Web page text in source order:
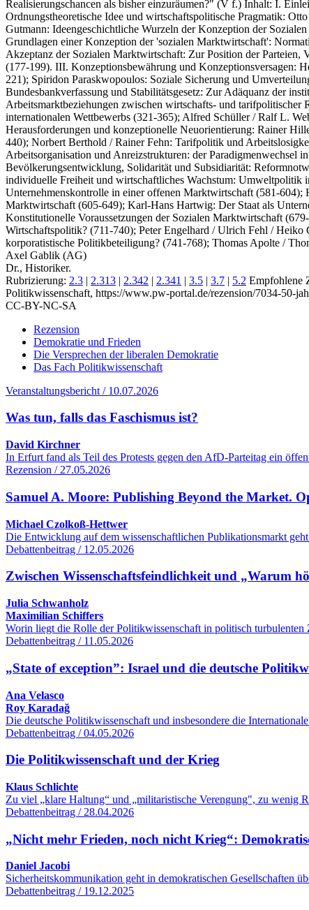
Realisierungschancen als bisher einzuräumen?" (V f.) Inhalt: I.
Ordnungstheoretische Idee und wirtschaftspolitische Pragmatik:
Gutmann: Ideengeschichtliche Wurzeln der Konzeption der
Grundlagen einer Konzeption der 'sozialen Marktwirtschaft':
Akzeptanz der Sozialen Marktwirtschaft: Zur Position der
(177-199). III. Konzeptionsbewährung und Konzeptionsversagen:
221); Spiridon Paraskwopoulos: Soziale Sicherung und
Bundesbankverfassung und Stabilitätsgesetz: Zur Adäquanz der
Arbeitsmarktbeziehungen zwischen wirtschafts- und
internationalen Wettbewerbs (321-365); Alfred Schüller / Ralf L.
Herausforderungen und konzeptionelle Neuorientierung: Rainer
440); Norbert Berthold / Rainer Fehn: Tarifpolitik und
Arbeitsorganisation und Anreizstrukturen: der Paradigmenwechsel
Bevölkerungsentwicklung, Solidarität und Subsidiarität:
individuelle Freiheit und wirtschaftliches Wachstum: Umweltpolitik
Unternehmenskontrolle in einer offenen Marktwirtschaft (581-
Marktwirtschaft (605-649); Karl-Hans Hartwig: Der Staat als
Konstitutionelle Voraussetzungen der Sozialen Marktwirtschaft
Wirtschaftspolitik? (711-740); Peter Engelhard / Ulrich Fehl /
korporatistische Politikbeteiligung? (741-768); Thomas Apolte /
Axel Gablik (AG)
Dr., Historiker.
Rubrizierung: 2.3 | 2.313 | 2.342 | 2.341 | 3.5 | 3.7 | 5.2 Empfohlene
Politikwissenschaft, https://www.pw-portal.de/rezension/7034-50-
CC-BY-NC-SA
Rezension
Demokratie und Frieden
Die Versprechen der liberalen Demokratie
Das Fach Politikwissenschaft
Veranstaltungsbericht / 10.07.2026
Was tun, falls das Faschismus ist?
David Kirchner
In Erfurt fand als Teil des Protests gegen den AfD-Parteitag ein
Rezension / 27.05.2026
Samuel A. Moore: Publishing Beyond the Market.
Michael Czolkoß-Hettwer
Die Entwicklung auf dem wissenschaftlichen Publikationsmarkt
Debattenbeitrag / 12.05.2026
Zwischen Wissenschaftsfeindlichkeit und „Warum
Julia Schwanholz
Maximilian Schiffers
Worin liegt die Rolle der Politikwissenschaft in politisch
Debattenbeitrag / 11.05.2026
„State of exception”: Israel und die deutsche
Ana Velasco
Roy Karadağ
Die deutsche Politikwissenschaft und insbesondere die
Debattenbeitrag / 04.05.2026
Die Politikwissenschaft und der Krieg
Klaus Schlichte
Zu viel „klare Haltung“ und „militaristische Verengung", zu
Debattenbeitrag / 28.04.2026
„Nicht mehr Frieden, noch nicht Krieg“:
Daniel Jacobi
Sicherheitskommunikation geht in demokratischen Gesellschaften
Debattenbeitrag / 19.12.2025